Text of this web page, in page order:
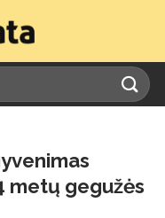
metų gegužės